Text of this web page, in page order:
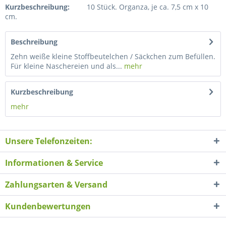
Kurzbeschreibung:
10 Stück. Organza, je ca. 7,5 cm x 10
cm.
Beschreibung
Zehn weiße kleine Stoffbeutelchen / Säckchen zum Befüllen.
Für kleine Naschereien und als... mehr
Kurzbeschreibung
mehr
Unsere Telefonzeiten:
Informationen & Service
Zahlungsarten & Versand
Kundenbewertungen